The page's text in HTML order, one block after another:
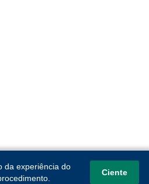
da experiência do
Ciente